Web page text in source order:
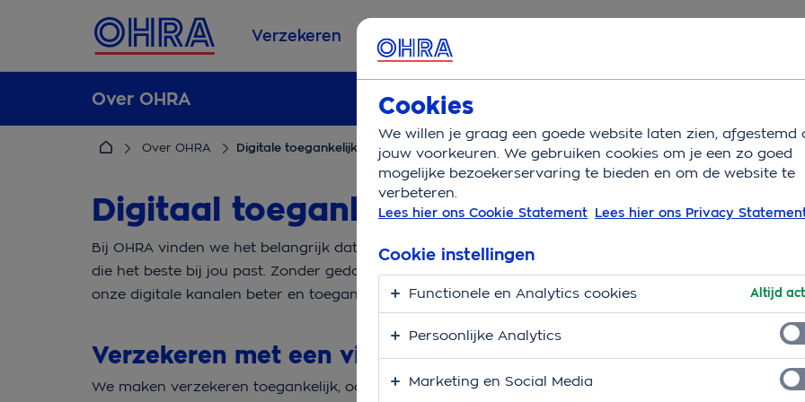
Verzekeren Service & Contact
Over OHRA
Over OHRA Digitale toegankelijkheid
Digitaal toegankelijk, voor iedereen
Bij OHRA vinden we het belangrijk dat je al je verzekeringszaken eenvoudig digitaal kunt regelen. Op
die het beste bij jou past. Zonder gedoe, mét aandacht voor wat jij echt nodig hebt. Wij werken dan
onze digitale kanalen beter en toegankelijker te maken. Voor iedereen. Elke dag weer.
Verzekeren met een visuele beperking of
We maken verzekeren toegankelijk, ook als je minder goed ziet of hoort. Misschien gebruik je
Cookies
We willen je graag een goede website laten zien, afgestemd
jouw voorkeuren. We gebruiken cookies om je een zo goed
mogelijke bezoekerservaring te bieden en om de website te
verbeteren.
Lees hier ons Cookie Statement Lees hier ons Privacy
Cookie instellingen
Functionele en Analytics cookies Altijd
Persoonlijke Analytics
Marketing en Social Media